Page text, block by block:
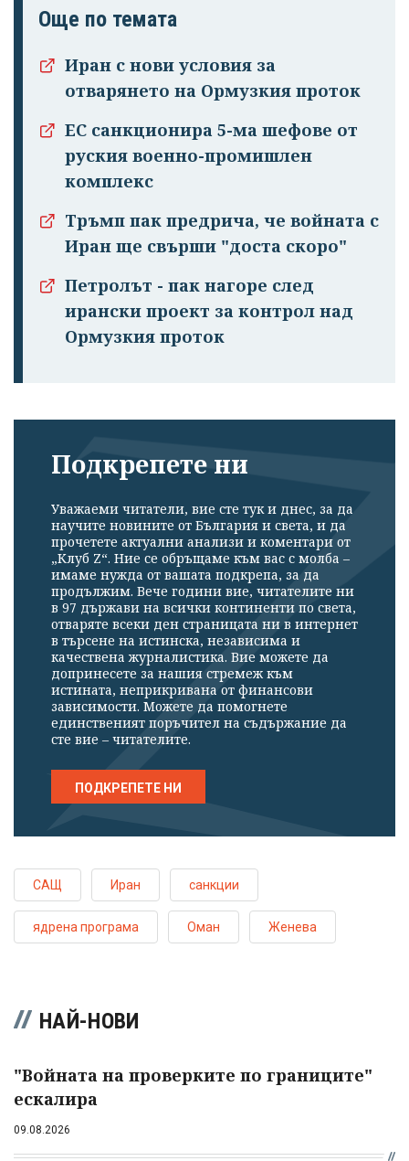
Успешно
излязохте от
профила си!
Още по темата
Иран с нови условия за
отварянето на Ормузкия проток
ЕС санкционира 5-ма шефове от
руския военно-промишлен
комплекс
Тръмп пак предрича, че войната с
Иран ще свърши "доста скоро"
Петролът - пак нагоре след
ирански проект за контрол над
Ормузкия проток
Подкрепете ни
Уважаеми читатели, вие сте тук и днес, за да
научите новините от България и света, и да
прочетете актуални анализи и коментари от
„Клуб Z“. Ние се обръщаме към вас с молба –
имаме нужда от вашата подкрепа, за да
продължим. Вече години вие, читателите ни
в 97 държави на всички континенти по света,
отваряте всеки ден страницата ни в интернет
в търсене на истинска, независима и
качествена журналистика. Вие можете да
допринесете за нашия стремеж към
истината, неприкривана от финансови
зависимости. Можете да помогнете
единственият поръчител на съдържание да
сте вие – читателите.
ПОДКРЕПЕТЕ НИ
САЩ Иран санкции
ядрена програма Оман Женева
НАЙ-НОВИ
"Войната на проверките по границите"
ескалира
09.08.2026